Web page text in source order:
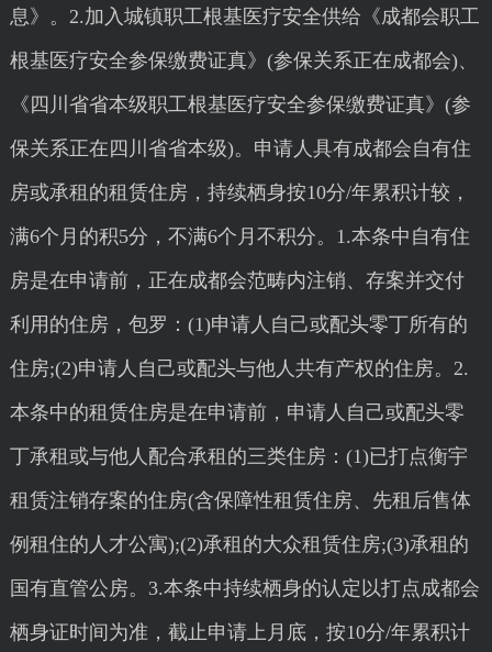
息》。2.加入城镇职工根基医疗安全供给《成都会职工
根基医疗安全参保缴费证真》(参保关系正在成都会)、
《四川省省本级职工根基医疗安全参保缴费证真》(参
保关系正在四川省省本级)。申请人具有成都会自有住
房或承租的租赁住房，持续栖身按10分/年累积计较，
满6个月的积5分，不满6个月不积分。1.本条中自有住
房是在申请前，正在成都会范畴内注销、存案并交付
利用的住房，包罗：(1)申请人自己或配头零丁所有的
住房;(2)申请人自己或配头与他人共有产权的住房。2.
本条中的租赁住房是在申请前，申请人自己或配头零
丁承租或与他人配合承租的三类住房：(1)已打点衡宇
租赁注销存案的住房(含保障性租赁住房、先租后售体
例租住的人才公寓);(2)承租的大众租赁住房;(3)承租的
国有直管公房。3.本条中持续栖身的认定以打点成都会
栖身证时间为准，截止申请上月底，按10分/年累积计